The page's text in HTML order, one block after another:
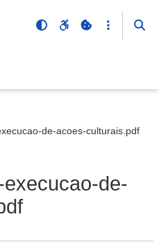
de-acoes-culturais.pdf
de-